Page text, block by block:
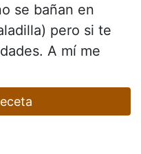
se bañan en
pero si te
A mí me